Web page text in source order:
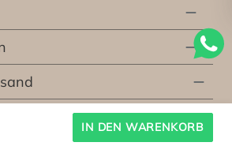
IN DEN WARENKORB
Mehrwertsteuer, exklusiveVersandkostenund
Lieferung vor Ort, sofern nicht anders beschrieben